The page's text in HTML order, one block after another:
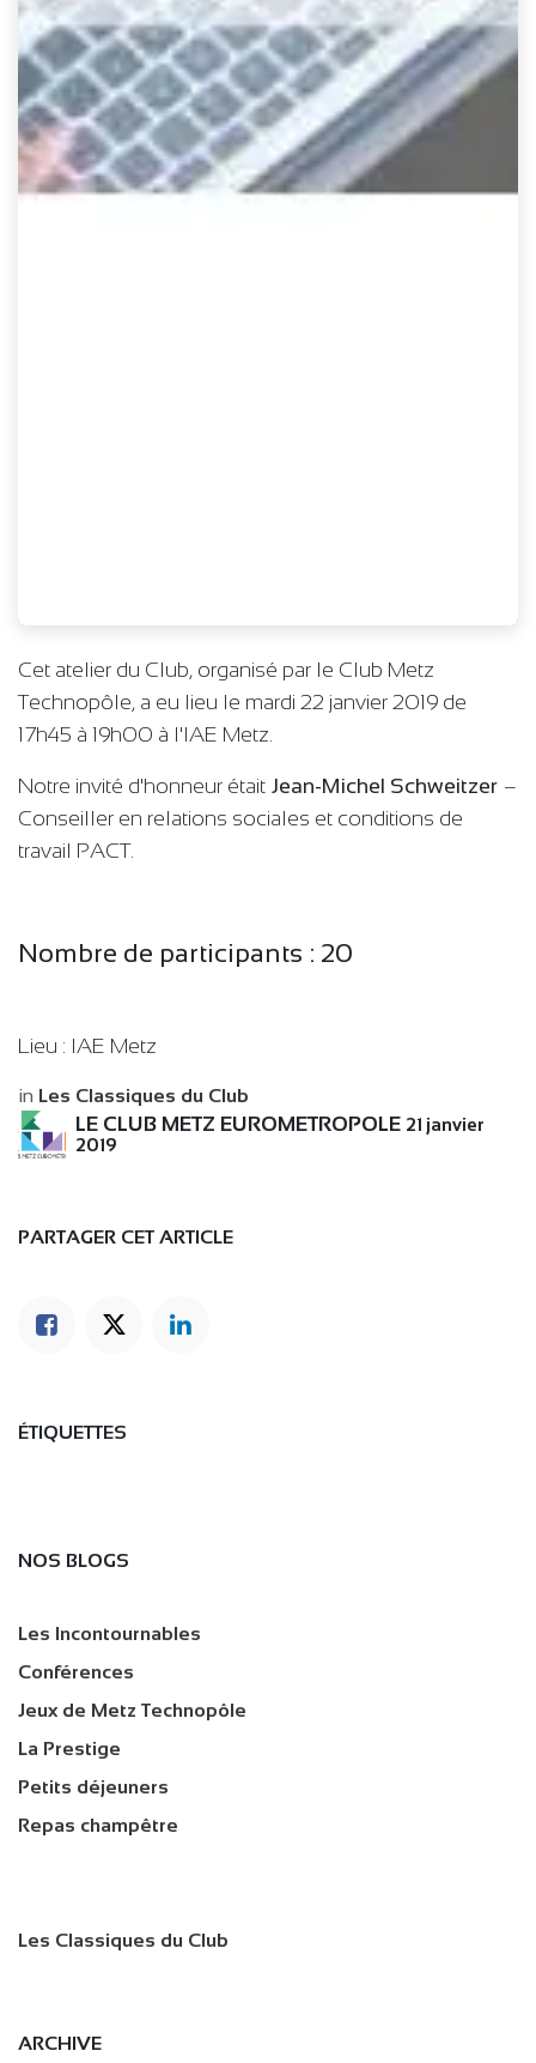
Cet atelier du Club, organisé par le Club Metz
Technopôle, a eu lieu le mardi 22 janvier 2019 de
17h45 à 19h00 à l'IAE Metz.
Notre invité d'honneur était Jean-Michel Schweitzer –
Conseiller en relations sociales et conditions de
travail ​PACT.
Nombre de participants : 20
Lieu : IAE Metz
in Les Classiques du Club
LE CLUB METZ EUROMETROPOLE 21 janvier
2019
PARTAGER CET ARTICLE
ÉTIQUETTES
NOS BLOGS
Les Incontournables
Conférences
Jeux de Metz Technopôle
La Prestige
Petits déjeuners
Repas champêtre
Les Classiques du Club
ARCHIVE